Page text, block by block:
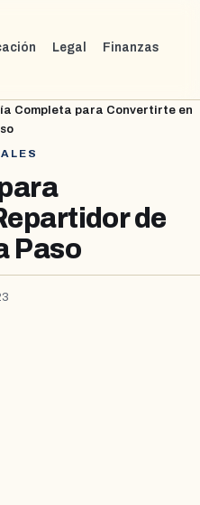
Legal Finanzas
Completa para Convertirte en
de
Paso